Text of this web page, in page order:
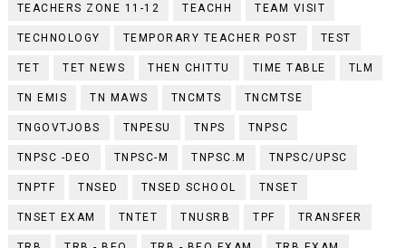
TEACHERS ZONE 11-12 TEACHH TEAM VISIT
TECHNOLOGY TEMPORARY TEACHER POST TEST
TET TET NEWS THEN CHITTU TIME TABLE TLM
TN EMIS TN MAWS TNCMTS TNCMTSE
TNGOVTJOBS TNPESU TNPS TNPSC
TNPSC -DEO TNPSC-M TNPSC.M TNPSC/UPSC
TNPTF TNSED TNSED SCHOOL TNSET
TNSET EXAM TNTET TNUSRB TPF TRANSFER